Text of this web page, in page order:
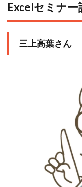
Excelセミナ
三上高葉さん